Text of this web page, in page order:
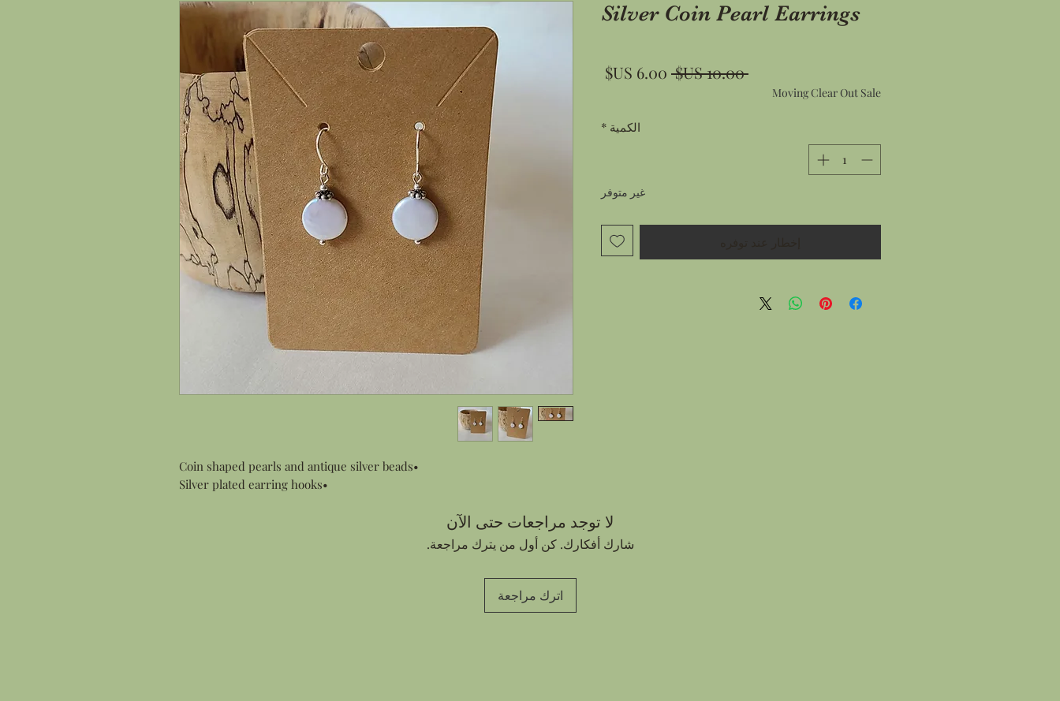
•Coin shaped pearls and antique silver beads
•Silver plated earring hooks
Silver Coin Pearl Earrings
‏10.00 US$
سعر
Moving Clear Out Sale
الكمية *
غير متوفر
لا توجد مراجعات حتى الآن
شارك أفكارك. كن أول من يترك مراجعة.
اترك مراجعة